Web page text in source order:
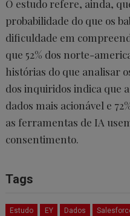
O estudo refere, ainda,
probabilidade do que os
dificuldade em
que 52% dos norte-
histórias do que analisar
dos inquiridos indica que
dados mais acionável e
as ferramentas de IA
consentimento.
Tags
Estudo EY Dados